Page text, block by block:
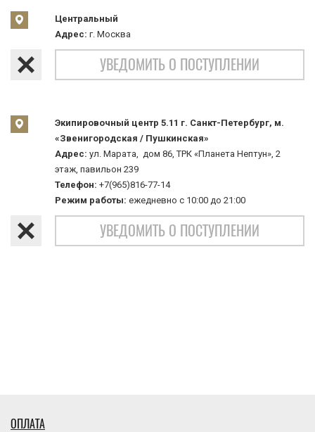
Центральный
Адрес: г. Москва
УВЕДОМИТЬ О ПОСТУПЛЕНИИ
Экипировочный центр 5.11 г. Санкт-Петербург, м.
«Звенигородская / Пушкинская»
Адрес: ул. Марата, дом 86, ТРК «Планета Нептун», 2
этаж, павильон 239
Телефон: +7(965)816-77-14
Режим работы: ежедневно с 10:00 до 21:00
УВЕДОМИТЬ О ПОСТУПЛЕНИИ
ОПЛАТА